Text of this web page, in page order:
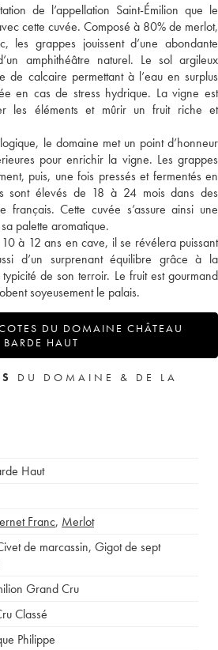
de l’appellation Saint-Émilion que le
cette cuvée. Composé à 80% de merlot,
les grappes jouissent d’une abondante
amphithéâtre naturel. Le sol argileux
de calcaire permettant à l’eau en surplus
en cas de stress hydrique. La vigne est
les éléments et mûrir un fruit riche et
le domaine met un point d’honneur
pour enrichir la vigne. Les grappes
puis, une fois pressés et fermentés en
sont élevés de 18 à 24 mois dans des
français. Cette cuvée s’assure ainsi une
palette aromatique.
à 12 ans en cave, il se révélera puissant
d’un surprenant équilibre grâce à la
de son terroir. Le fruit est gourmand
soyeusement le palais.
DU DOMAINE CHÂTEAU
BARDE HAUT
DU DOMAINE & DE LA
Haut
Franc, Merlot
de marcassin, Gigot de sept
Grand Cru
Classé
Philippe